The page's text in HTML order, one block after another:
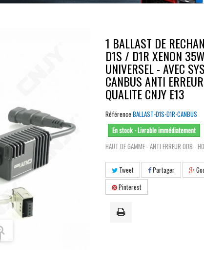
1 BALLAST DE
D1S / D1R XENON 35W
UNIVERSEL - AVEC
CANBUS ANTI
QUALITE CNJY E13
Référence BALLAST-D1S-D1R-CANBUS
En stock - Livrable immédiatement
HAUT DE GAMME - ANTI ERREUR ODB -
Tweet Partager
Pinterest